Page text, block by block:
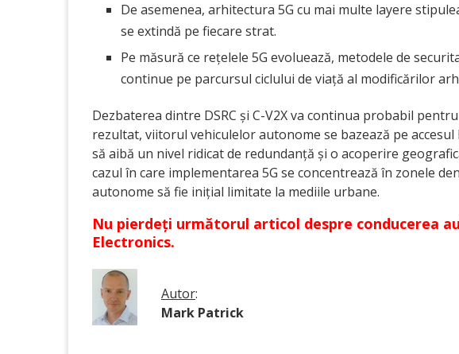
De asemenea, arhitectura 5G cu mai multe layere
se extindă pe fiecare strat.
Pe măsură ce rețelele 5G evoluează, metodele de
continue pe parcursul ciclului de viață al modificărilor
Dezbaterea dintre DSRC și C-V2X va continua probabil
rezultat, viitorul vehiculelor autonome se bazează pe
să aibă un nivel ridicat de redundanță și o acoperire
cazul în care implementarea 5G se concentrează în zonele
autonome să fie inițial limitate la mediile urbane.
Nu pierdeți următorul articol despre conducerea
Electronics.
Autor:
Mark Patrick